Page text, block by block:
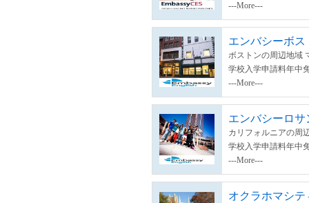
---More---
エンバシーボス
ボストンの周辺地域
学校入学申請料年中
---More---
エンバシーロサ
カリフォルニアの周
学校入学申請料年中
---More---
オクラホマシテ